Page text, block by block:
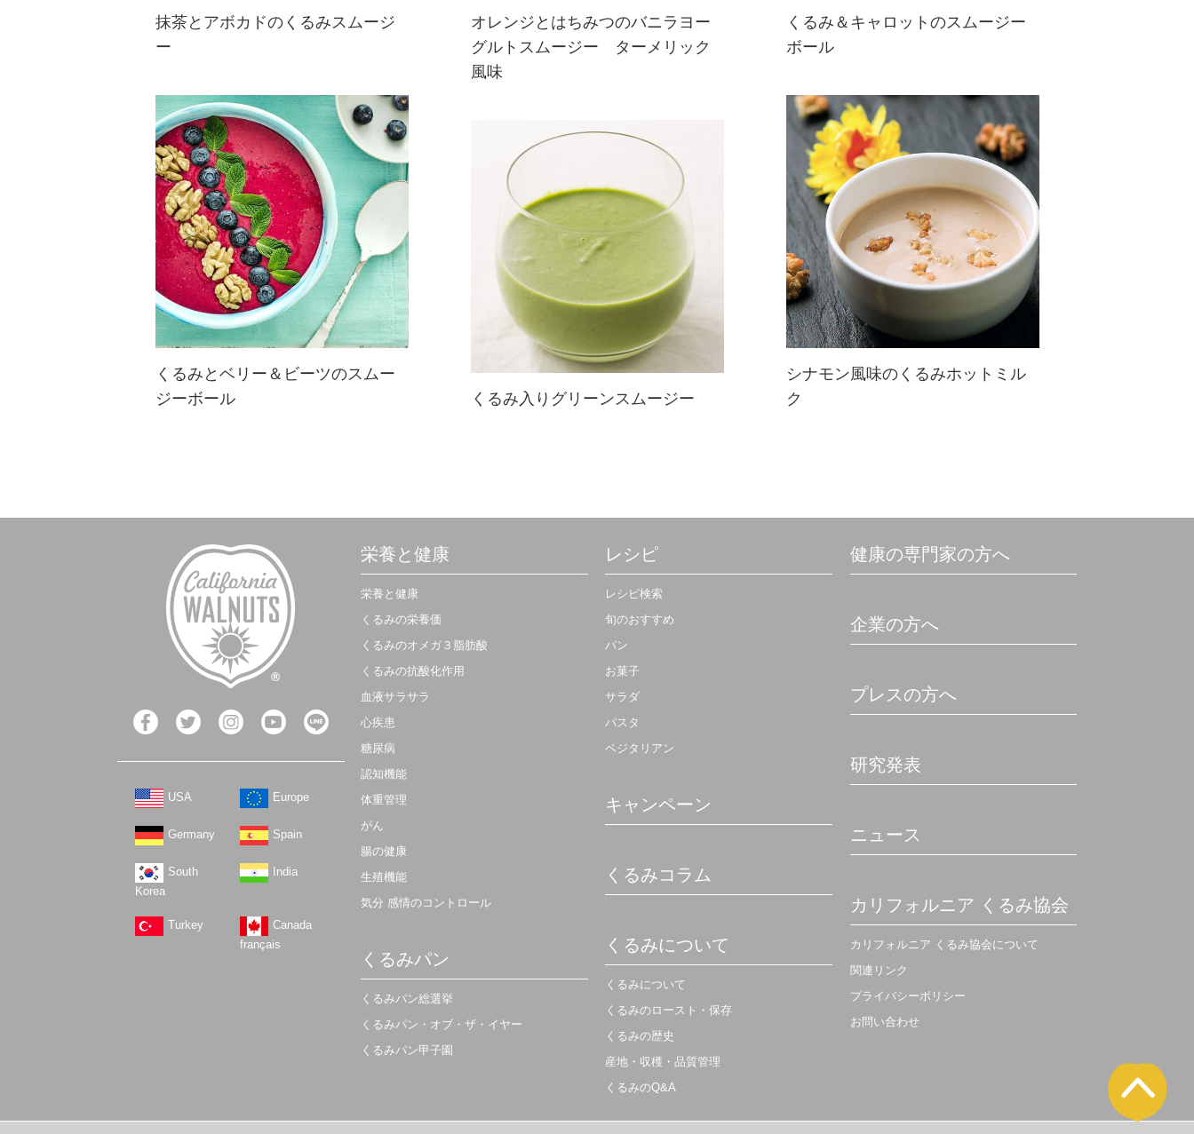
れいなスムージー。くるみとアボカ
ドが入っているので、手軽にしっか
り栄養が摂れます。材料をブレンダ
ーで混ぜるだけの簡単レシピ♪
抹茶とアボカドのくるみスムージ
ー
ターメリックとカリフォルニアくる
みの組み合わせで、栄養をしっかり
みつの甘くクリーミーな味わいが加
わり、爽やかで美味しいご馳走の完
成☆
オレンジとはちみつのバニラヨー
グルトスムージー ターメリック
風味
ショウガが効いて栄養満点♪朝から
元気が出るビタミンカラースムージ
ー！
くるみ＆キャロットのスムージー
ボール
くるみとベリー＆ビーツのスムー
ジーボール
シナモン風味のくるみホットミル
ク
くるみ入りグリーンスムージー
USA Europe
Germany Spain
South
Korea
India
Turkey
Canada
français
栄養と健康
栄養と健康
くるみの栄養価
くるみのオメガ３脂肪酸
くるみの抗酸化作用
血液サラサラ
心疾患
糖尿病
認知機能
体重管理
がん
腸の健康
生殖機能
気分 感情のコントロール
くるみパン
くるみパン総選挙
くるみパン・オブ・ザ・イヤー
くるみパン甲子園
レシピ
レシピ検索
旬のおすすめ
パン
お菓子
サラダ
パスタ
ベジタリアン
キャンペーン
くるみコラム
くるみについて
くるみについて
くるみのロースト・保存
くるみの歴史
産地・収穫・品質管理
くるみのQ&A
健康の専門家の方へ
企業の方へ
プレスの方へ
研究発表
ニュース
カリフォルニア くるみ協会
カリフォルニア くるみ協会について
関連リンク
プライバシーポリシー
お問い合わせ